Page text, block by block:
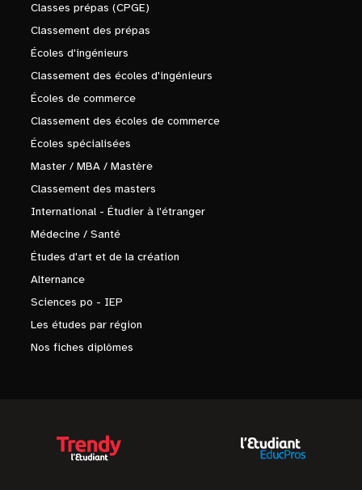
Classes prépas (CPGE)
Classement des prépas
Écoles d'ingénieurs
Classement des écoles d'ingénieurs
Écoles de commerce
Classement des écoles de commerce
Écoles spécialisées
Master / MBA / Mastère
Classement des masters
International - Étudier à l'étranger
Médecine / Santé
Études d'art et de la création
Alternance
Sciences po - IEP
Les études par région
Nos fiches diplômes